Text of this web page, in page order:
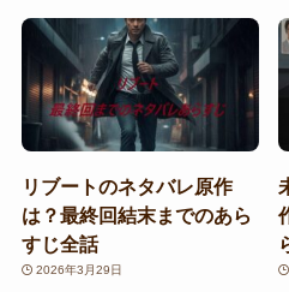
リブートのネタバレ原作
は？最終回結末までのあら
すじ全話
2026年3月29日